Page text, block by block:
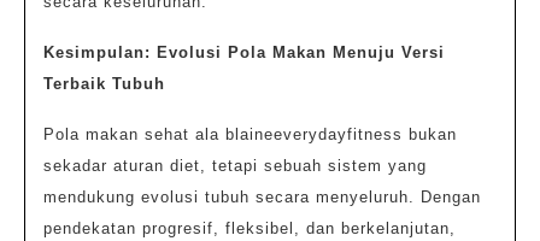
Kesimpulan: Evolusi Pola Makan Menuju Versi
Terbaik Tubuh
Pola makan sehat ala blaineeverydayfitness bukan
sekadar aturan diet, tetapi sebuah sistem yang
mendukung evolusi tubuh secara menyeluruh. Dengan
pendekatan progresif, fleksibel, dan berkelanjutan,